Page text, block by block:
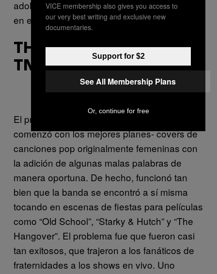
adolescentes no tendría los huevos de decir
en el mundo real.
THE DAN BAND /
TNENACIOUS D
El proyecto cómico-musical de Dan Finnerty
comenzó con los mejores planes- covers de
canciones pop originalmente femeninas con
la adición de algunas malas palabras de
manera oportuna. De hecho, funcionó tan
bien que la banda se encontró a sí misma
tocando en escenas de fiestas para películas
como “Old School”, “Starky & Hutch” y “The
Hangover”. El problema fue que fueron casi
tan exitosos, que trajeron a los fanáticos de
fraternidades a los shows en vivo. Uno
VICE membership also gives you access to
our very best writing and exclusive new
documentaries.
Support for $2
See All Membership Plans
Or, continue for free